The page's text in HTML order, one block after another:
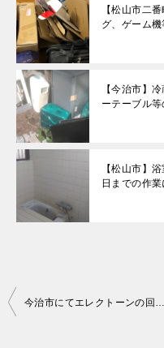
【松山市二
グ、ゲーム
【今治市】
ーテーブル等
【松山市】
日までの作
投
今治市にてエレクトーンの回収処分 お客様の声